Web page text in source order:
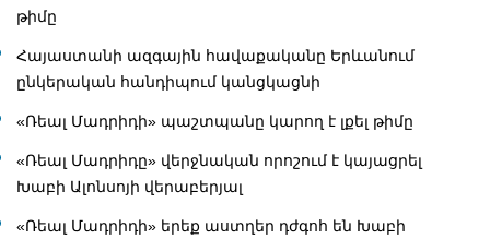
թիմը
Հայաստանի ազգային հավաքականը Երևանում
ընկերական հանդիպում կանցկացնի
«Ռեալ Մադրիդի» պաշտպանը կարող է լքել թիմը
«Ռեալ Մադրիդը» վերջնական որոշում է կայացրել
Խաբի Ալոնսոյի վերաբերյալ
«Ռեալ Մադրիդի» երեք աստղեր դժգոհ են Խաբի